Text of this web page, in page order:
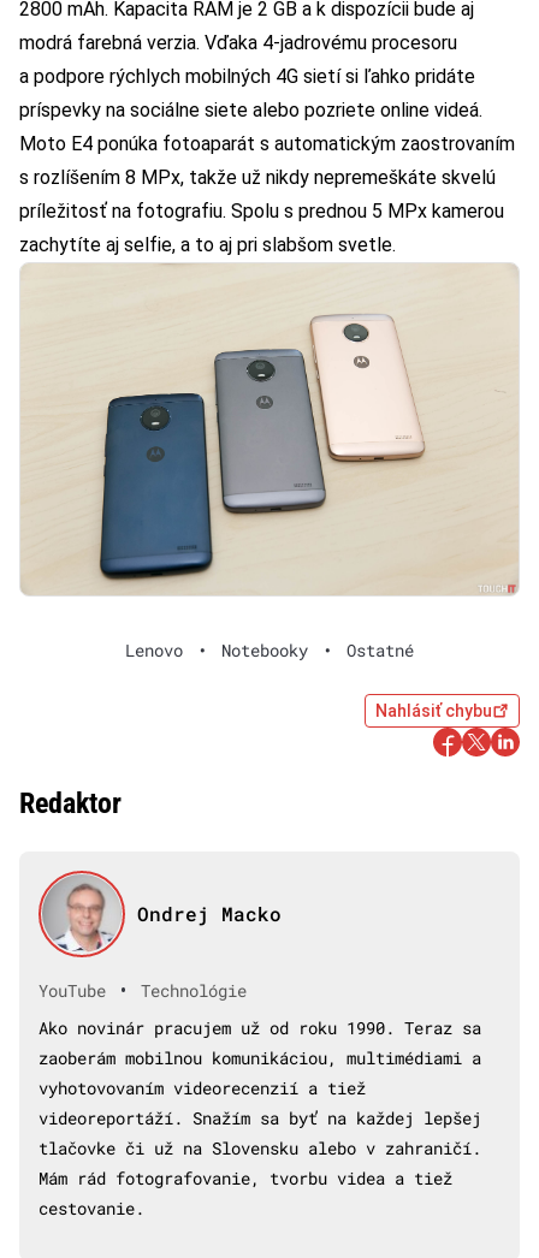
2800 mAh. Kapacita RAM je 2 GB a k dispozícii bude aj
modrá farebná verzia. Vďaka 4-jadrovému procesoru
a podpore rýchlych mobilných 4G sietí si ľahko pridáte
príspevky na sociálne siete alebo pozriete online videá.
Moto E4 ponúka fotoaparát s automatickým zaostrovaním
s rozlíšením 8 MPx, takže už nikdy nepremeškáte skvelú
príležitosť na fotografiu. Spolu s prednou 5 MPx kamerou
zachytíte aj selfie, a to aj pri slabšom svetle.
Lenovo • Notebooky • Ostatné
Nahlásiť chybu
Redaktor
Ondrej Macko
YouTube •
Technológie
Ako novinár pracujem už od roku 1990. Teraz sa
zaoberám mobilnou komunikáciou, multimédiami a
vyhotovovaním videorecenzií a tiež
videoreportáží. Snažím sa byť na každej lepšej
tlačovke či už na Slovensku alebo v zahraničí.
Mám rád fotografovanie, tvorbu videa a tiež
cestovanie.